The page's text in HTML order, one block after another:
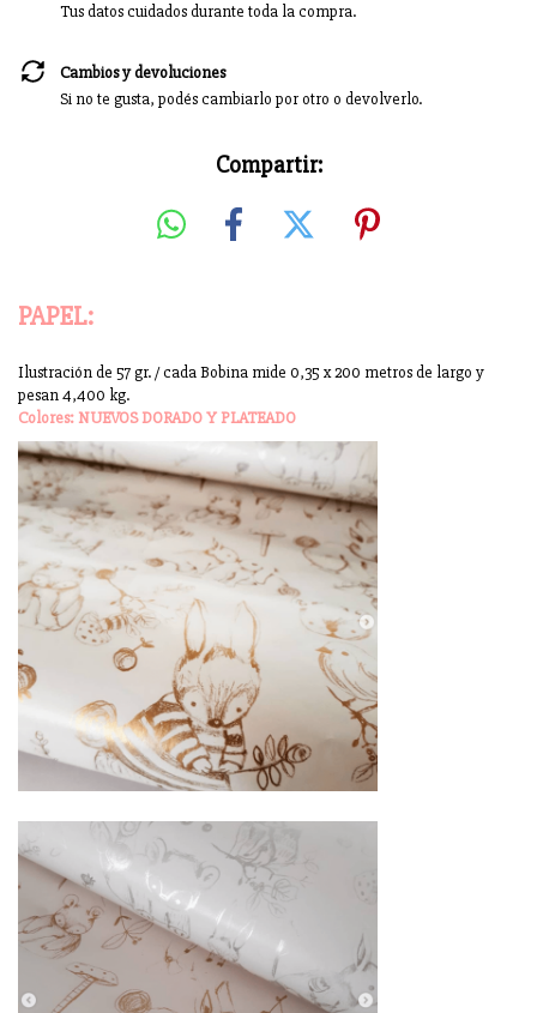
Tus datos cuidados durante toda la compra.
Cambios y devoluciones
Si no te gusta, podés cambiarlo por otro o devolverlo.
Compartir:
PAPEL:
Ilustración de 57 gr. / cada Bobina mide 0,35 x 200 metros de largo y
pesan 4,400 kg.
Colores: NUEVOS DORADO Y PLATEADO